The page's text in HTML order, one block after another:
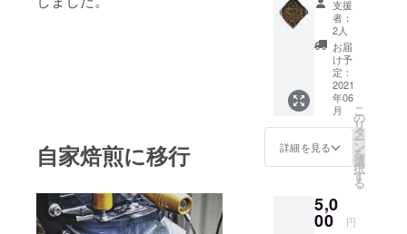
自家焙煎に移行
当店が
焙煎・
厳選し
た100g
× 5種類
のコー
ヒー豆
をお届
けしま
す
支援
者：
2人
お届
け予
定：
2021
年06
月
詳細を見る
こ
の
リ
タ
ー
ン
を
選
択
す
る
5,0
00 円